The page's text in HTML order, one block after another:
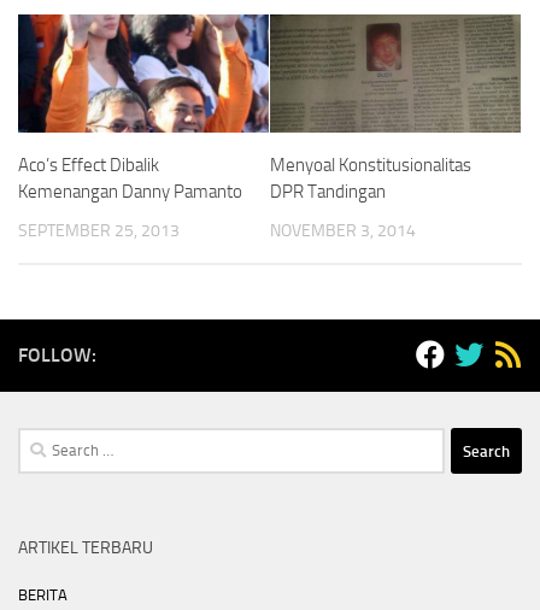
Aco’s Effect Dibalik
Kemenangan Danny Pamanto
SEPTEMBER 25, 2013
Menyoal Konstitusionalitas
DPR Tandingan
NOVEMBER 3, 2014
FOLLOW:
Search
for:
ARTIKEL TERBARU
BERITA